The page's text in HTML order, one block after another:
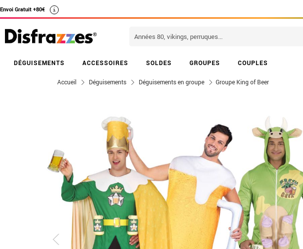
Envoi Gratuit +80€ i
DÉGUISEMENTS ACCESSOIRES SOLDES GROUPES COUPLES
Accueil Déguisements Déguisements en groupe Groupe King of Beer